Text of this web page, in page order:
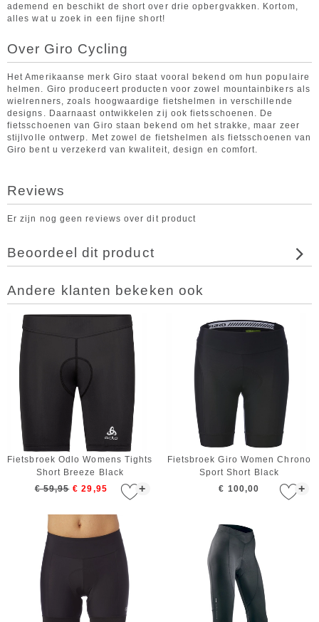
ademend en beschikt de short over drie opbergvakken. Kortom,
alles wat u zoek in een fijne short!
Over Giro Cycling
Het Amerikaanse merk Giro staat vooral bekend om hun populaire
helmen. Giro produceert producten voor zowel mountainbikers als
wielrenners, zoals hoogwaardige fietshelmen in verschillende
designs. Daarnaast ontwikkelen zij ook fietsschoenen. De
fietsschoenen van Giro staan bekend om het strakke, maar zeer
stijlvolle ontwerp. Met zowel de fietshelmen als fietsschoenen van
Giro bent u verzekerd van kwaliteit, design en comfort.
Reviews
Er zijn nog geen reviews over dit product
Beoordeel dit product
Andere klanten bekeken ook
+
Fietsbroek Odlo Womens Tights
Short Breeze Black
€ 59,95 € 29,95 +
Fietsbroek Giro Women Chrono
Sport Short Black
€ 100,00